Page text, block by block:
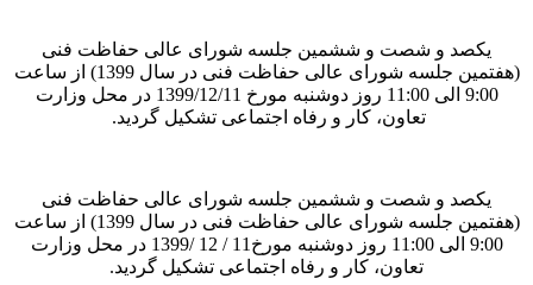
یکصد و شصت و ششمین جلسه شورای ‌عالی حفاظت فنی
(هفتمین جلسه شورای عالی حفاظت فنی در سال 1399) از ساعت
9:00 الی 11:00 روز دوشنبه مورخ 1399/12/11 در محل وزارت
تعاون، کار و رفاه اجتماعی تشکیل گردید. ​
یکصد و شصت و ششمین جلسه شورای ‌عالی حفاظت فنی
(هفتمین جلسه شورای عالی حفاظت فنی در سال 1399) از ساعت
9:00 الی 11:00 روز دوشنبه مورخ11 / 12 /1399 در محل وزارت
تعاون، کار و رفاه اجتماعی تشکیل گردید.